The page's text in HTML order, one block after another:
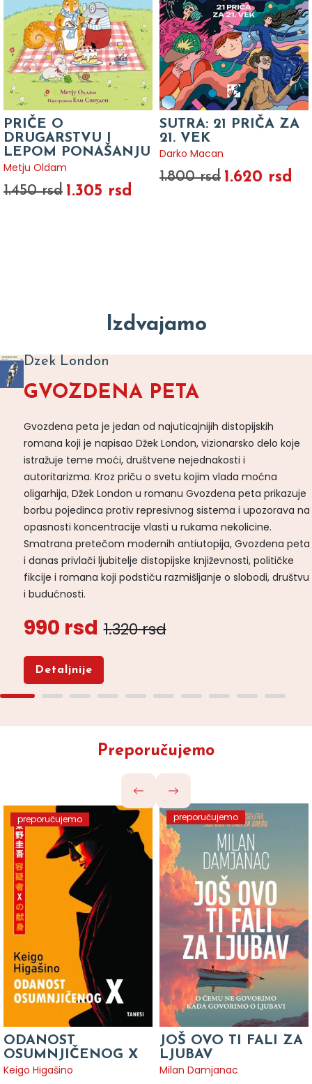
PRIČE O
DRUGARSTVU I
LEPOM PONAŠANJU
Metju Oldam
1.450 rsd 1.305 rsd
SUTRA: 21 PRIČA ZA
21. VEK
Darko Macan
1.800 rsd 1.620 rsd
Izdvajamo
Dzek London
GVOZDENA PETA
Gvozdena peta je jedan od najuticajnijih distopijskih
romana koji je napisao Džek London, vizionarsko delo koje
istražuje teme moći, društvene nejednakosti i
autoritarizma. Kroz priču o svetu kojim vlada moćna
oligarhija, Džek London u romanu Gvozdena peta prikazuje
borbu pojedinca protiv represivnog sistema i upozorava na
opasnosti koncentracije vlasti u rukama nekolicine.
Smatrana pretečom modernih antiutopija, Gvozdena peta
i danas privlači ljubitelje distopijske književnosti, političke
fikcije i romana koji podstiču razmišljanje o slobodi, društvu
i budućnosti.
990 rsd 1.320 rsd
Detaljnije
Preporučujemo
preporučujemo
ODANOST
OSUMNJIČENOG X
Keigo Higašino
preporučujemo
JOŠ OVO TI FALI ZA
LJUBAV
Milan Damjanac